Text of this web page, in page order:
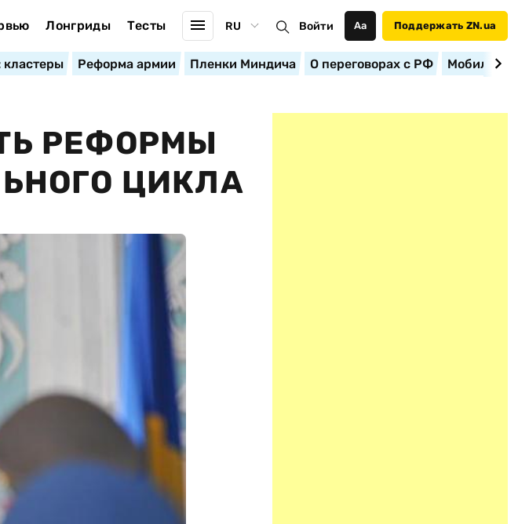
Лонгриды Тесты RU Войти Аа Поддержать ZN.ua
кластеры Реформа армии Пленки Миндича О переговорах с РФ
РЕФОРМЫ
ЦИКЛА